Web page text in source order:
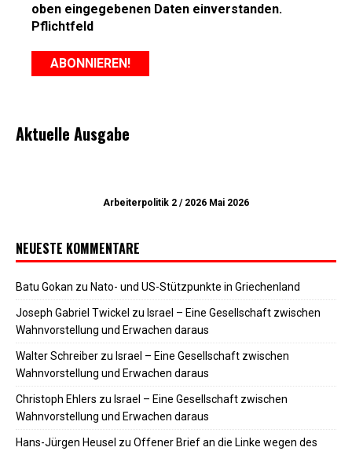
oben eingegebenen Daten einverstanden.
Pflichtfeld
Aktuelle Ausgabe
Arbeiterpolitik 2 / 2026 Mai 2026
NEUESTE KOMMENTARE
Batu Gokan zu Nato- und US-Stützpunkte in Griechenland
Joseph Gabriel Twickel zu Israel – Eine Gesellschaft zwischen
Wahnvorstellung und Erwachen daraus
Walter Schreiber zu Israel – Eine Gesellschaft zwischen
Wahnvorstellung und Erwachen daraus
Christoph Ehlers zu Israel – Eine Gesellschaft zwischen
Wahnvorstellung und Erwachen daraus
Hans-Jürgen Heusel zu Offener Brief an die Linke wegen des